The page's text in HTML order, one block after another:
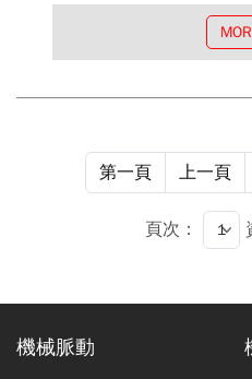
第一頁 上一頁
頁次：
機械脈動